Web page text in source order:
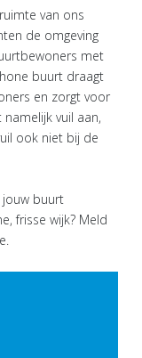
van ons
de omgeving
met
buurt draagt
en zorgt voor
vuil aan,
ook niet bij de
buurt
frisse wijk? Meld